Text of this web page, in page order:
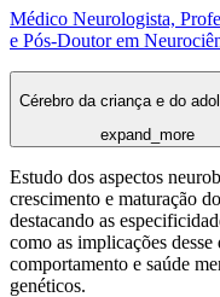
Médico Neurologista,
e Pós-Doutor em
Cérebro da criança e do
expand_more
Estudo dos aspectos
crescimento e maturação
destacando as
como as implicações
comportamento e saúde
genéticos.